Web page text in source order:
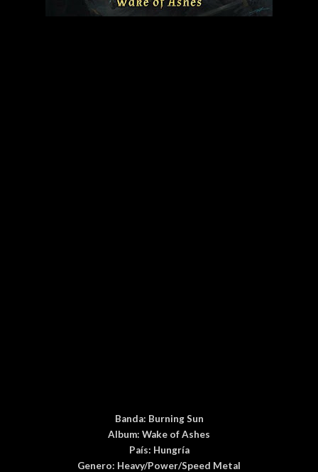
Banda: Burning Sun
Album: Wake of Ashes
País: Hungría
Genero: Heavy/Power/Speed Metal